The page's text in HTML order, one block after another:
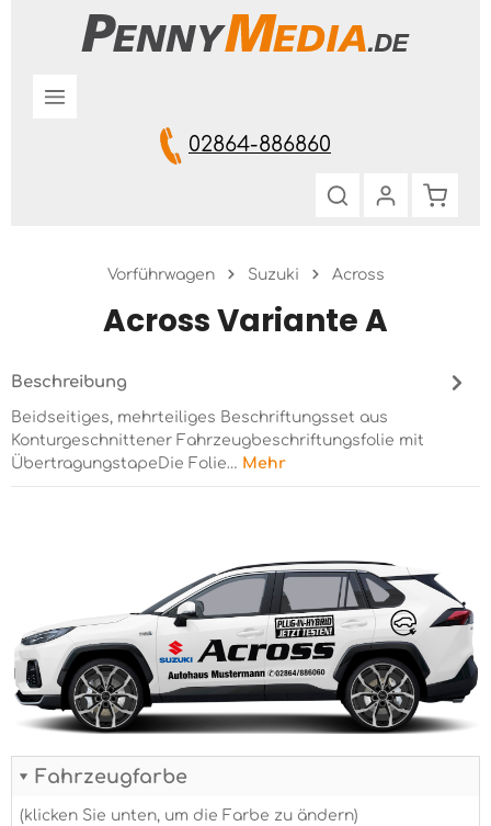
Zum Hauptinhalt springen
02864-886860
Vorführwagen Suzuki Across
Across Variante A
Beschreibung
Beidseitiges, mehrteiliges Beschriftungsset aus
Konturgeschnittener Fahrzeugbeschriftungsfolie mit
ÜbertragungstapeDie Folie… Mehr
Fahrzeugfarbe
(klicken Sie unten, um die Farbe zu ändern)